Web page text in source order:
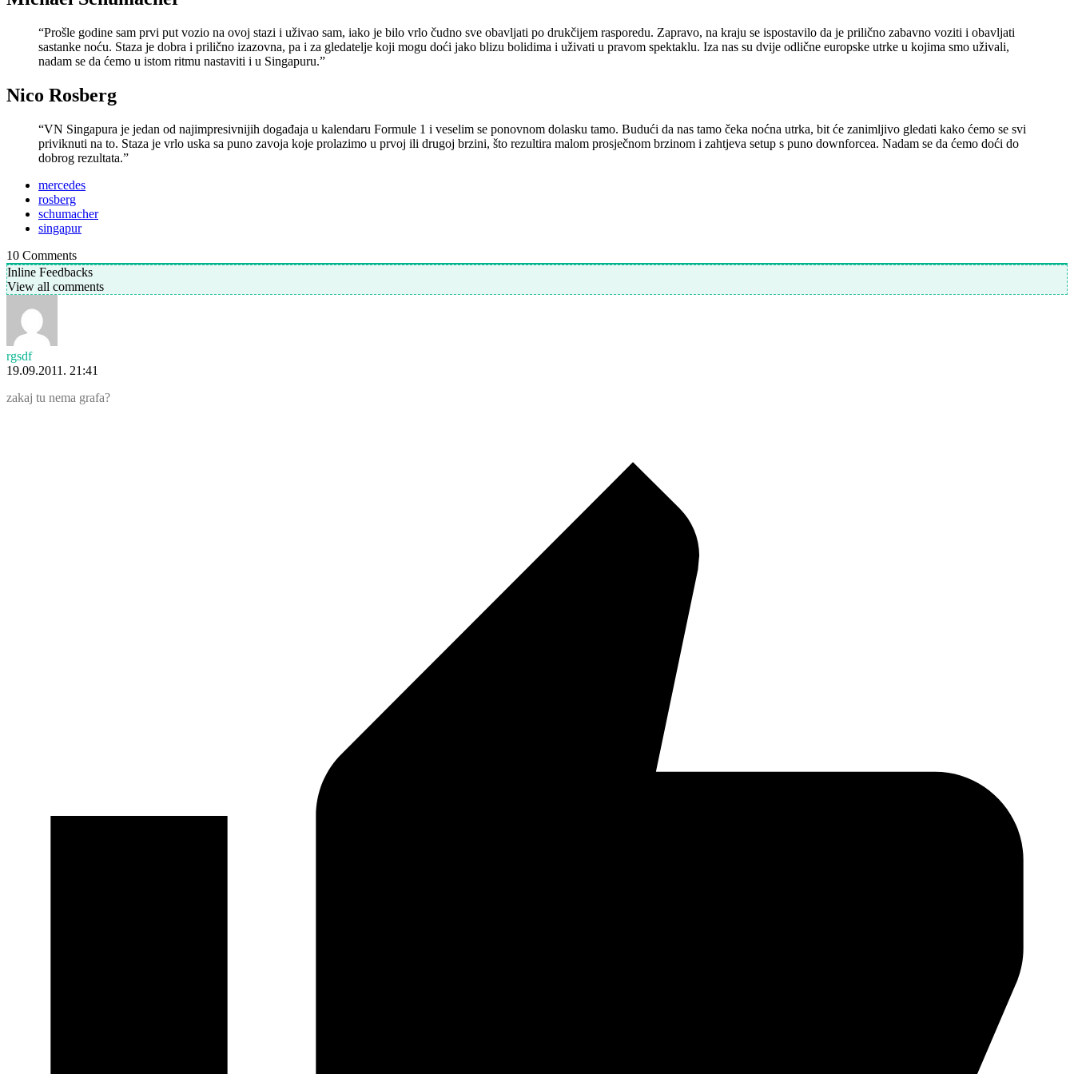
“Prošle godine sam prvi put vozio na ovoj stazi i uživao sam, iako je bilo vrlo čudno sve obavljati po drukčijem rasporedu. Zapravo, na kraju se ispostavilo da je prilično zabavno voziti i obavljati
sastanke noću. Staza je dobra i prilično izazovna, pa i za gledatelje koji mogu doći jako blizu bolidima i uživati u pravom spektaklu. Iza nas su dvije odlične europske utrke u kojima smo uživali,
nadam se da ćemo u istom ritmu nastaviti i u Singapuru.”
Nico Rosberg
“VN Singapura je jedan od najimpresivnijih događaja u kalendaru Formule 1 i veselim se ponovnom dolasku tamo. Budući da nas tamo čeka noćna utrka, bit će zanimljivo gledati kako ćemo se svi
priviknuti na to. Staza je vrlo uska sa puno zavoja koje prolazimo u prvoj ili drugoj brzini, što rezultira malom prosječnom brzinom i zahtjeva setup s puno downforcea. Nadam se da ćemo doći do
dobrog rezultata.”
mercedes
rosberg
schumacher
singapur
10 Comments
Inline Feedbacks
View all comments
rgsdf
19.09.2011. 21:41
zakaj tu nema grafa?